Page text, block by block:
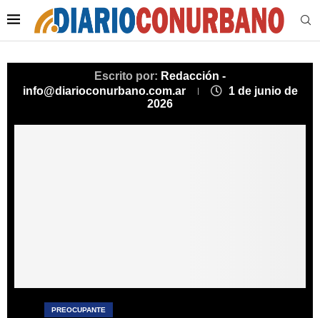
Escrito por: Redacción -
info@diarioconurbano.com.ar
1 de junio de
2026
PREOCUPANTE